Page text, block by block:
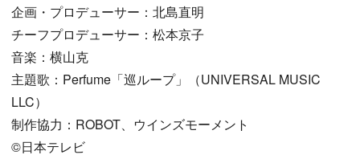
企画・プロデューサー：北島直明
チーフプロデューサー：松本京子
音楽：横山克
主題歌：Perfume「巡ループ」（UNIVERSAL MUSIC
LLC）
制作協力：ROBOT、ウインズモーメント
©日本テレビ